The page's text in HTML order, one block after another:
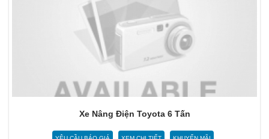
Xe Nâng Điện Toyota 6 Tấn